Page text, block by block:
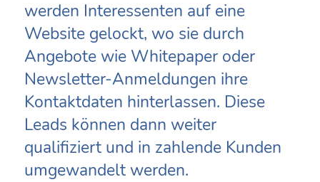
werden Interessenten auf eine
Website gelockt, wo sie durch
Angebote wie Whitepaper oder
Newsletter-Anmeldungen ihre
Kontaktdaten hinterlassen. Diese
Leads können dann weiter
qualifiziert und in zahlende Kunden
umgewandelt werden.